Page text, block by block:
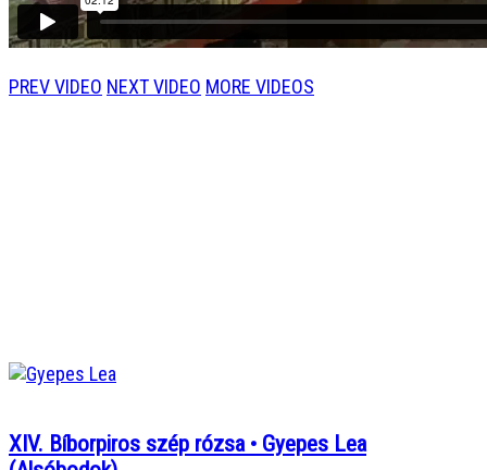
PREV VIDEO NEXT VIDEO MORE VIDEOS
XIV. Bíborpiros szép rózsa • Gyepes Lea